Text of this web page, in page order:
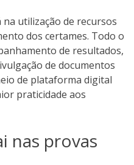
utilização de recursos
dos certames. Todo o
de resultados,
de documentos
de plataforma digital
praticidade aos
nas provas